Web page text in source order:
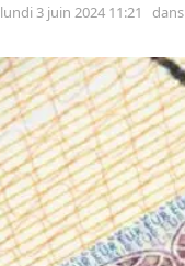
lundi 3 juin 2024 11:21 dans